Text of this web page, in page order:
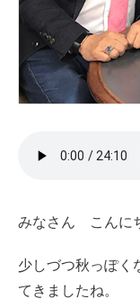
みなさん こんに
少しづつ秋っぽく
てきましたね。